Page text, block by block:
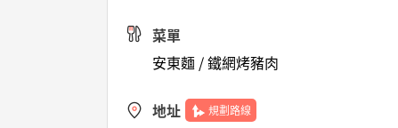
菜單
安東麵 / 鐵網烤豬肉
地址 規劃路線